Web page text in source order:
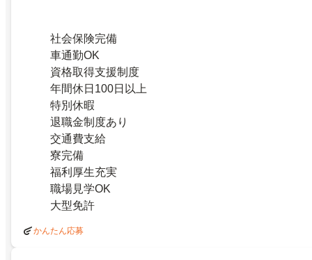
社会保険完備
車通勤OK
資格取得支援制度
年間休日100日以上
特別休暇
退職金制度あり
交通費支給
寮完備
福利厚生充実
職場見学OK
大型免許
かんたん応募